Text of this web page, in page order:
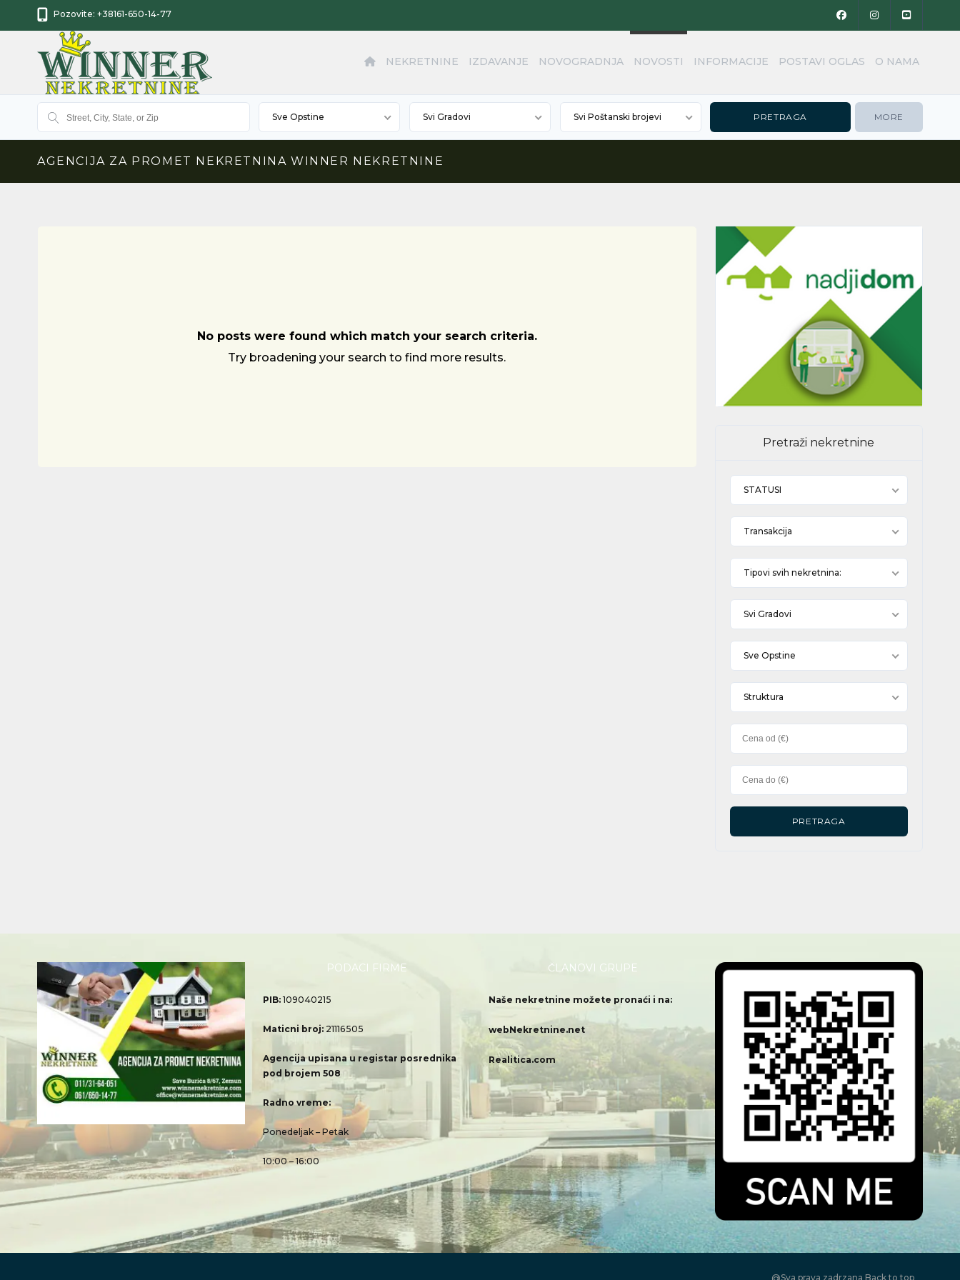
Pozovite: +38161-650-14-77
NEKRETNINE IZDAVANJE NOVOGRADNJA NOVOSTI INFORMACIJE POSTAVI OGLAS O NAMA
Sve Opstine Svi Gradovi Svi Poštanski brojevi MORE
AGENCIJA ZA PROMET NEKRETNINA WINNER NEKRETNINE
No posts were found which match your search criteria.
Try broadening your search to find more results.
Pretraži nekretnine
STATUSI
Transakcija
Tipovi svih nekretnina:
Svi Gradovi
Sve Opstine
Struktura
PODACI FIRME
PIB:109040215
Maticni broj: 21116505
Agencija upisana u registar posrednika
pod brojem 508
Radno vreme:
Ponedeljak – Petak
10:00 – 16:00
ČLANOVI GRUPE
Naše nekretnine možete pronaći i na:
webNekretnine.net
Realitica.com
@Sva prava zadrzana Back to top